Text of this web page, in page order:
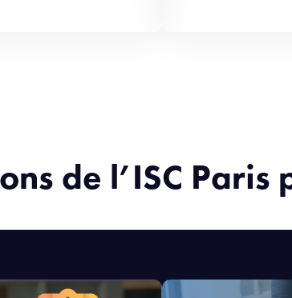
de l’ISC